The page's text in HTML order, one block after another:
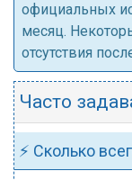
официальных
месяц.
отсутствия
Часто
⚡ Сколько